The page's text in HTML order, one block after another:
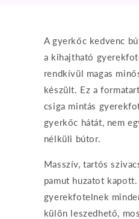
A gyerkőc kedvenc
a kihajtható
rendkívül magas
készült. Ez a
csiga mintás
gyerkőc hátát, nem
nélküli bútor.
Masszív, tartós
pamut huzatot kapott.
gyerekfotelnek
külön leszedhető,